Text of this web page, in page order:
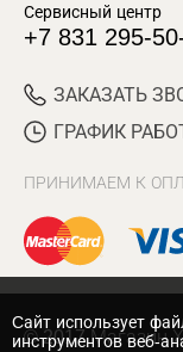
Сервисный центр
+7 831 295-
ЗАКАЗАТЬ
ГРАФИК
ПРИНИМАЕМ К
© 2017 Магазин
Cайт использует
инструментов веб-